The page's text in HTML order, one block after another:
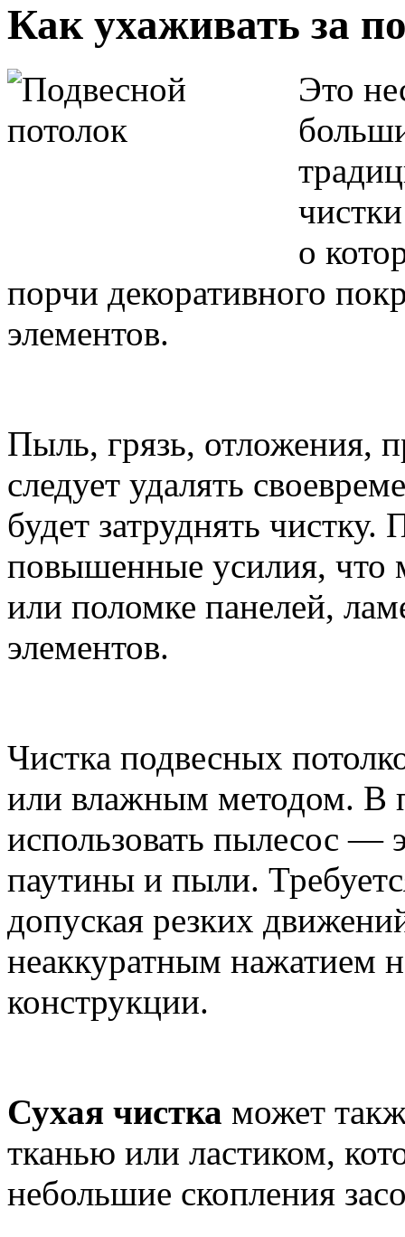
Как ухаживать за
Это
о
порчи декоративного
элементов.
Пыль, грязь, отложения,
следует удалять
будет затруднять чистку.
повышенные усилия, что
или поломке панелей,
элементов.
Чистка подвесных
или влажным методом. В
использовать пылесос —
паутины и пыли.
допуская резких
неаккуратным нажатием
конструкции.
Сухая чистка может
тканью или ластиком,
небольшие скопления